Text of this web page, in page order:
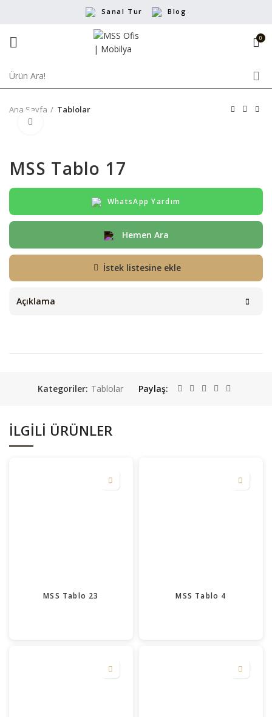
Sanal Tur Blog
0
Ana Sayfa
Tablolar
MSS Tablo 17
WhatsApp Yardım
Hemen Ara
İstek listesine ekle
Açıklama
Kategoriler: Tablolar Paylaş
İLGILI ÜRÜNLER
MSS Tablo 23 MSS Tablo 4